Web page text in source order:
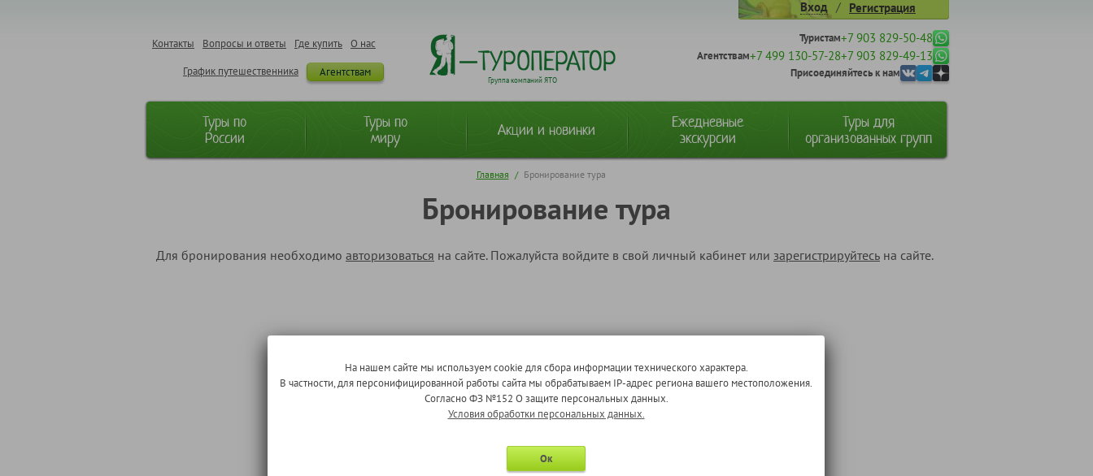
Вход / Регистрация
О нас
Где купить
Вопросы и ответы
Контакты
Агентствам
График путешественника
Группа компаний ЯТО
Туристам+7 903 829-50-48
Агентствам+7 499 130-57-28+7 903 829-49-13
Присоединяйтесь к нам
Туры по
России
Туры по
миру
Акции и новинки
Ежедневные
экскурсии
Туры для
организованных групп
Главная / Бронирование тура
Бронирование тура
Для бронирования необходимо авторизоваться на сайте. Пожалуйста войдите в свой личный кабинет или зарегистрируйтесь на сайте.
На нашем сайте мы используем cookie для сбора информации технического характера.
В частности, для персонифицированной работы сайта мы обрабатываем IP-адрес региона вашего местоположения.
Согласно ФЗ №152 О защите персональных данных.
Условия обработки персональных данных.
Ок